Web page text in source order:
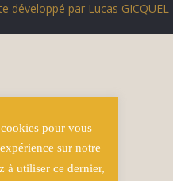
développé par Lucas GICQUEL
pour vous
sur notre
à utiliser ce dernier,